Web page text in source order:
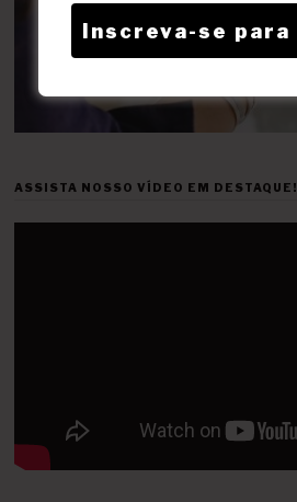
ASSISTA NOSSO VÍDEO EM DESTAQUE!